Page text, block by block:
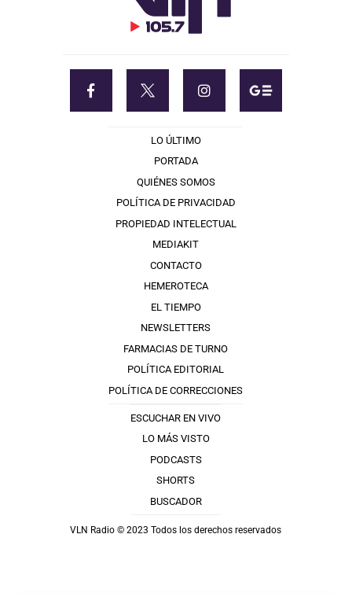
LO ÚLTIMO
PORTADA
QUIÉNES SOMOS
POLÍTICA DE PRIVACIDAD
PROPIEDAD INTELECTUAL
MEDIAKIT
CONTACTO
HEMEROTECA
EL TIEMPO
NEWSLETTERS
FARMACIAS DE TURNO
POLÍTICA EDITORIAL
POLÍTICA DE CORRECCIONES
ESCUCHAR EN VIVO
LO MÁS VISTO
PODCASTS
SHORTS
BUSCADOR
VLN Radio © 2023 Todos los derechos reservados